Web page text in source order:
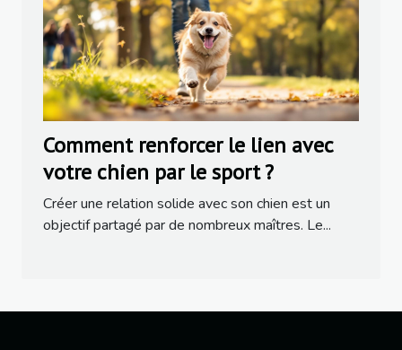
Comment renforcer le lien avec
votre chien par le sport ?
Créer une relation solide avec son chien est un
objectif partagé par de nombreux maîtres. Le...